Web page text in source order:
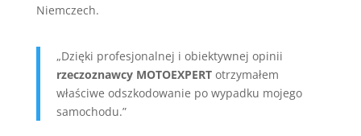
Niemczech.
„Dzięki profesjonalnej i obiektywnej opinii
rzeczoznawcy MOTOEXPERTotrzymałem
właściwe odszkodowanie po wypadku mojego
samochodu.”